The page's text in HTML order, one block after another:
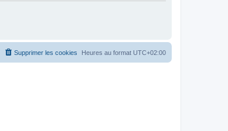
Heures au format UTC+02:00
Supprimer les cookies